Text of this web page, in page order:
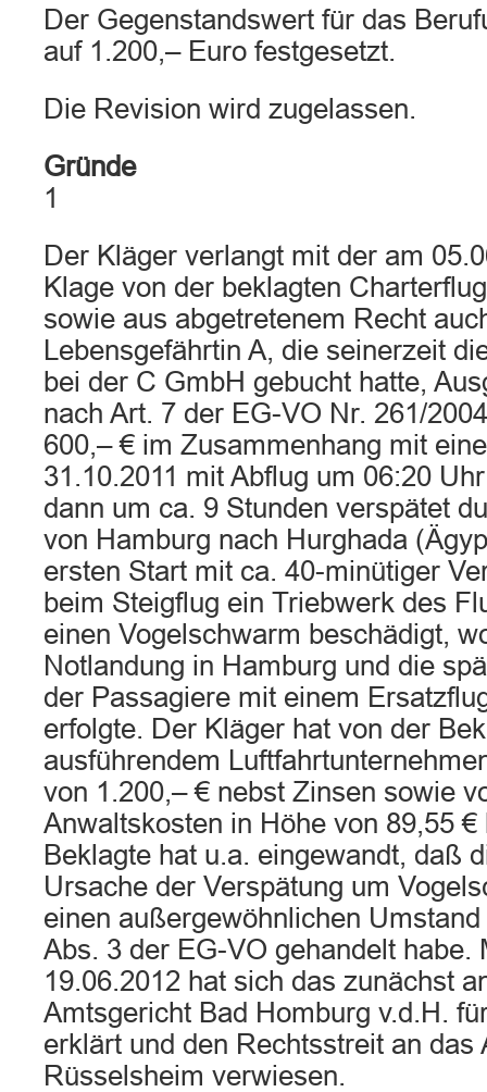
Der Gegenstandswert für das
auf 1.200,– Euro festgesetzt.
Die Revision wird zugelassen.
Gründe
1
Der Kläger verlangt mit der am
Klage von der beklagten
sowie aus abgetretenem Recht
Lebensgefährtin A, die seinerzeit
bei der C GmbH gebucht hatte,
nach Art. 7 der EG-VO Nr. 261/
600,– € im Zusammenhang mit
31.10.2011 mit Abflug um 06:20
dann um ca. 9 Stunden verspätet
von Hamburg nach Hurghada
ersten Start mit ca. 40-minütiger
beim Steigflug ein Triebwerk des
einen Vogelschwarm beschädigt,
Notlandung in Hamburg und die
der Passagiere mit einem
erfolgte. Der Kläger hat von der
ausführendem
von 1.200,– € nebst Zinsen sowie
Anwaltskosten in Höhe von 89,55 €
Beklagte hat u.a. eingewandt, daß
Ursache der Verspätung um
einen außergewöhnlichen
Abs. 3 der EG-VO gehandelt habe.
19.06.2012 hat sich das zunächst
Amtsgericht Bad Homburg v.d.H.
erklärt und den Rechtsstreit an das
Rüsselsheim verwiesen.